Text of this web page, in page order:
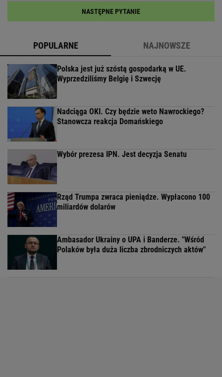
NASTĘPNE PYTANIE
POPULARNE NAJNOWSZE
Polska jest już szóstą gospodarką w UE.
Wyprzedziliśmy Belgię i Szwecję
Nadciąga OKI. Czy będzie weto Nawrockiego?
Stanowcza reakcja Domańskiego
Wybór prezesa IPN. Jest decyzja Senatu
Rząd Trumpa zwraca pieniądze. Wypłacono 100
miliardów dolarów
Ambasador Ukrainy o UPA i Banderze. "Wśród
Polaków była duża liczba zbrodniczych aktów"